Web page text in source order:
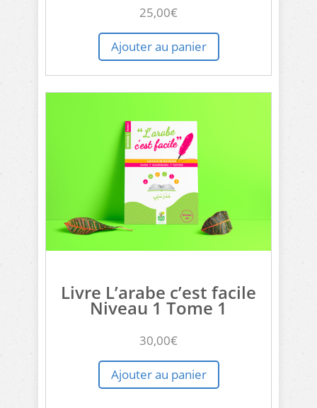
25,00€
Ajouter au panier
Livre L’arabe c’est facile
Niveau 1 Tome 1
30,00€
Ajouter au panier